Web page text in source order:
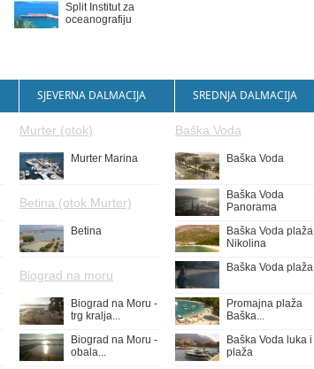
Split Institut za
oceanografiju
SJEVERNA DALMACIJA
Murter (otok)
Murter Marina
Betina (otok Murter)
Betina
Biograd na moru
Biograd na Moru -
trg kralja...
Biograd na Moru -
obala...
SREDNJA DALMACIJA
Baška Voda
Baška Voda
Baška Voda
Panorama
Baška Voda plaža
Nikolina
Baška Voda plaža
Promajna plaža
Baška...
Baška Voda luka i
plaža